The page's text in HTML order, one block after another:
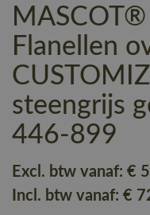
Flanellen
steengrijs
446-899
Excl. btw vanaf: €
Incl. btw vanaf: €